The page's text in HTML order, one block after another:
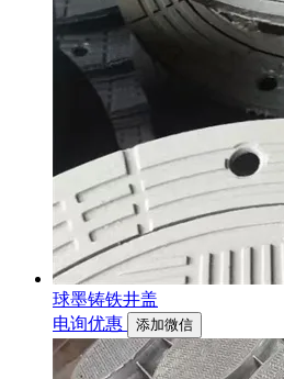
球墨铸铁井盖
电询优惠
添加微信